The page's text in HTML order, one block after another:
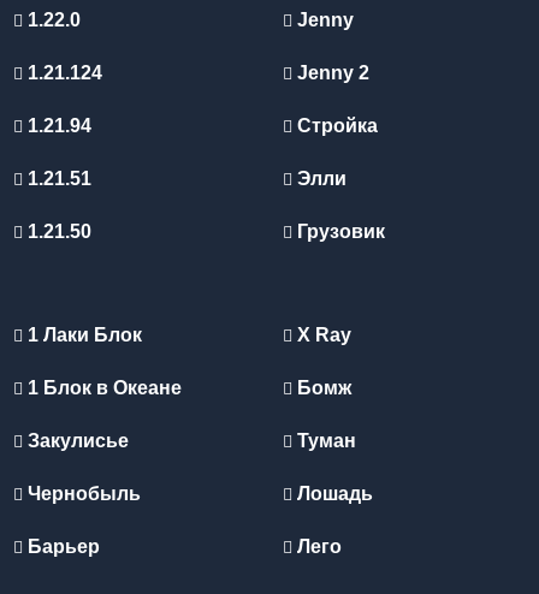
1.22.0
1.21.124
1.21.94
1.21.51
1.21.50
Jenny
Jenny 2
Стройка
Элли
Грузовик
1 Лаки Блок
1 Блок в Океане
Закулисье
Чернобыль
Барьер
X Ray
Бомж
Туман
Лошадь
Лего